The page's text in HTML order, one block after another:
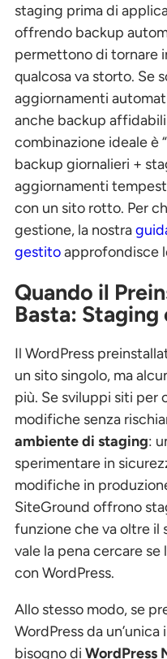
staging prima di
offrendo backup
permettono di tornare
qualcosa va storto. Se
aggiornamenti
anche backup
combinazione ideale è
backup giornalieri +
aggiornamenti
con un sito rotto. Per
gestione, la nostra
gestitoapprofondisce
Quando il
Basta:
Il WordPress
un sito singolo, ma
più. Se sviluppi siti per
modifiche senza
ambiente di staging:
sperimentare in
modifiche in
SiteGround offrono
funzione che va oltre il
vale la pena cercare
con WordPress.
Allo stesso modo, se
WordPress da
bisogno di WordPress